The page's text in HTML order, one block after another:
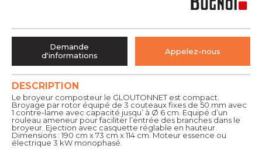
DESCRIPTION
Le broyeur composteur le GLOUTONNET est compact.
Broyage par rotor équipé de 3 couteaux fixes de 50 mm avec
1 contre-lame avec capacité jusqu’ à Ø 6 cm. Equipé d’un
rouleau ameneur pour faciliter l’entrée des branches dans le
broyeur. Ejection avec casquette réglable en hauteur.
Dimensions : 190 cm x 73 cm x 114 cm. Moteur essence ou
électrique 3 kW monophasé.
Demande
d'informations
Appelez-nous